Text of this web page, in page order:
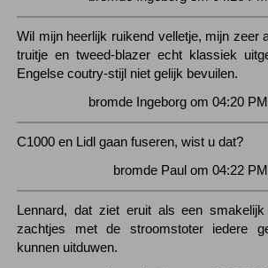
Wil mijn heerlijk ruikend velletje, mijn zeer
truitje en tweed-blazer echt klassiek
Engelse coutry-stijl niet gelijk bevuilen.
bromde Ingeborg om 04:20
C1000 en Lidl gaan fuseren, wist u dat?
bromde Paul om 04:22
Lennard, dat ziet eruit als een
zachtjes met de stroomstoter iedere
kunnen uitduwen.